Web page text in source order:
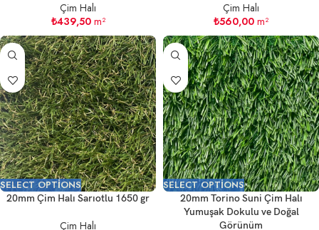
Çim Halı
₺439,50m²
Çim Halı
₺560,00 m²
SELECT OPTIONS
20mm Çim Halı Sarıotlu 1650 gr
Çim Halı
SELECT OPTIONS
20mm Torino Suni Çim Halı
Yumuşak Dokulu ve Doğal
Görünüm